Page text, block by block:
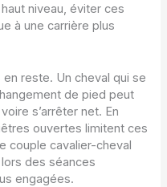
niveau, éviter ces
à une carrière plus
en reste. Un cheval qui se
de pied peut
s’arrêter net. En
ouvertes limitent ces
couple cavalier-cheval
des séances
engagées.